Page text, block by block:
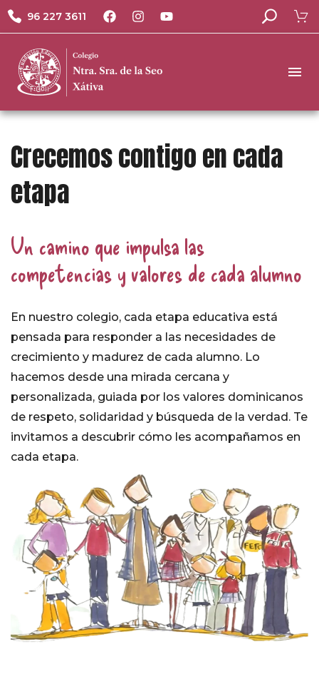
96 227 3611
Crecemos contigo en cada
etapa
Un camino que impulsa las
competencias y valores de cada alumno
En nuestro colegio, cada etapa educativa está
pensada para responder a las necesidades de
crecimiento y madurez de cada alumno. Lo
hacemos desde una mirada cercana y
personalizada, guiada por los valores dominicanos
de respeto, solidaridad y búsqueda de la verdad. Te
invitamos a descubrir cómo les acompañamos en
cada etapa.